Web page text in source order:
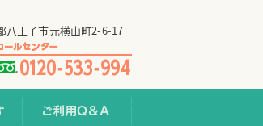
八王子市元横山町2-6-17